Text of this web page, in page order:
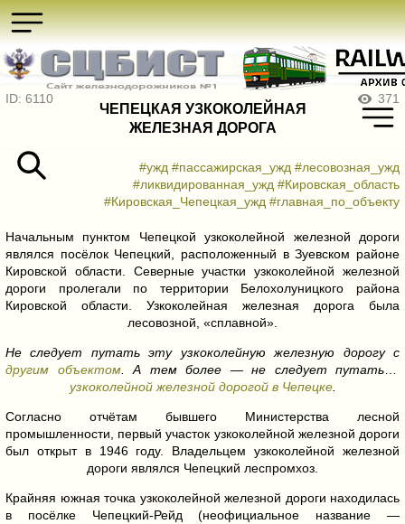
ID: 6110
ЧЕПЕЦКАЯ УЗКОКОЛЕЙНАЯ
ЖЕЛЕЗНАЯ ДОРОГА
371
#ужд #пассажирская_ужд #лесовозная_ужд
#ликвидированная_ужд #Кировская_область
#Кировская_Чепецкая_ужд #главная_по_объекту
Начальным пунктом Чепецкой узкоколейной железной дороги
являлся посёлок Чепецкий, расположенный в Зуевском районе
Кировской области. Северные участки узкоколейной железной
дороги пролегали по территории Белохолуницкого района
Кировской области. Узкоколейная железная дорога была
лесовозной, «сплавной».
Не следует путать эту узкоколейную железную дорогу с
другим объектом. А тем более — не следует путать с
узкоколейной железной дорогой в Чепецке.
Согласно отчётам бывшего Министерства лесной
промышленности, первый участок узкоколейной железной дороги
был открыт в 1946 году. Владельцем узкоколейной железной
дороги являлся Чепецкий леспромхоз.
Крайняя южная точка узкоколейной железной дороги находилась
в посёлке Чепецкий-Рейд (неофициальное название —